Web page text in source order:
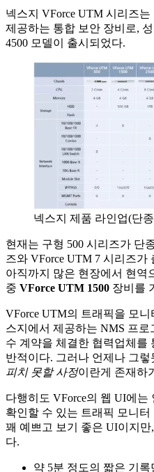
넥스지 VForce UTM 시리즈
제공하는 통합 보안 장비로, 성
4500 모델이 출시되었다.
넥스지 제품 라인업(단
현재는 구형 500 시리즈가 단
즈와 VForce UTM 7 시리즈가
아직까지 많은 현장에서 현역
중 VForce UTM 1500 장비를
VForce UTM의 트래픽을 모
스지에서 제공하는 NMS 프
수 계약을 체결한 협력업체를
반적이다. 그러나 언제나 그
피치 못할 사정이란게 존재하
다행히도 VForce의 웹 UI에
확인할 수 있는 트래픽 모니
꽤 예쁘고 보기 좋은 UI이지
다.
약 5분 정도의 짧은 기